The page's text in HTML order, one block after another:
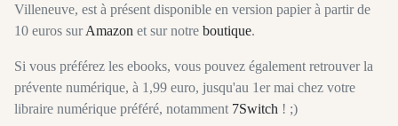
Villeneuve, est à présent disponible en version papier à partir de
10 euros surAmazon et sur notre boutique.
Si vous préférez les ebooks, vous pouvez également retrouver la
prévente numérique, à 1,99 euro, jusqu'au 1er mai chez votre
libraire numérique préféré, notamment 7Switch ! ;)